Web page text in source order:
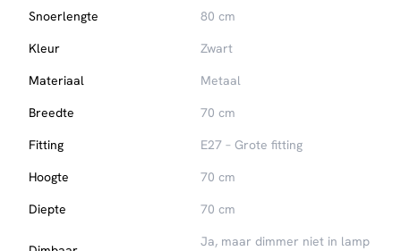
Snoerlengte
80 cm
Kleur
Zwart
Materiaal
Metaal
Breedte
70 cm
Fitting
E27 – Grote fitting
Hoogte
70 cm
Diepte
70 cm
Ja, maar dimmer niet in lamp